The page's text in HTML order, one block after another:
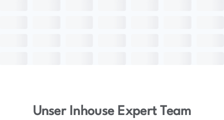
Unser Inhouse Expert Team